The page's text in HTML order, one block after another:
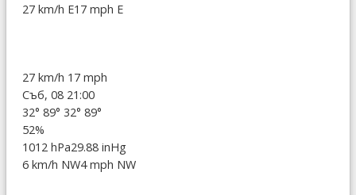
27 km/h E17 mph E
27 km/h 17 mph
Съб, 08 21:00
32° 89° 32° 89°
52%
1012 hPa29.88 inHg
6 km/h NW4 mph NW